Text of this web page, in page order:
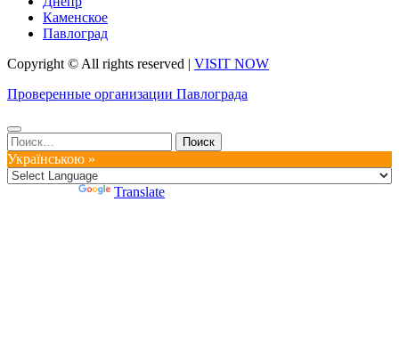
Каменское
Павлоград
Copyright © All rights reserved | VISIT NOW
Проверенные организации Павлограда
Найти:
Українською »
Translate